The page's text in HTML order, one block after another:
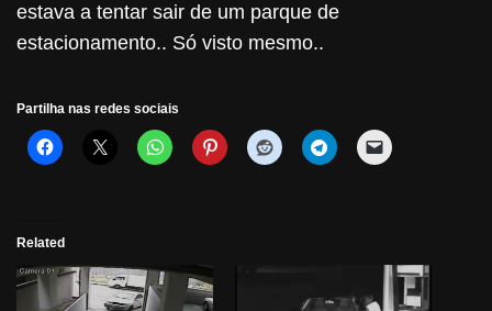
estava a tentar sair de um parque de
estacionamento.. Só visto mesmo..
Partilha nas redes sociais
Related